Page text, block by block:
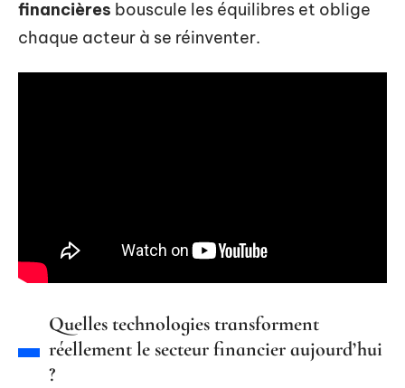
financières bouscule les équilibres et oblige
chaque acteur à se réinventer.
Quelles technologies transforment
réellement le secteur financier aujourd’hui
?